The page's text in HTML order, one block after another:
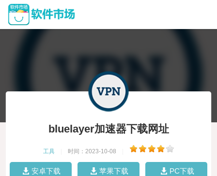
bluelayer加速器下载网址
工具 时间：2023-10-08
安卓下载 苹果下载 PC下载